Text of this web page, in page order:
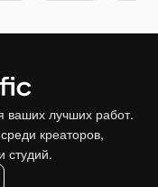
ваших лучших работ.
креаторов,
студий.